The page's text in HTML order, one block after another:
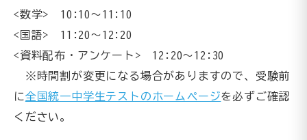
<数学> 10:10～11:10
<国語> 11:20～12:20
<資料配布・アンケート> 12:20～12:30
※時間割が変更になる場合がありますので、受験前
に全国統一中学生テストのホームページを必ずご確認
ください。